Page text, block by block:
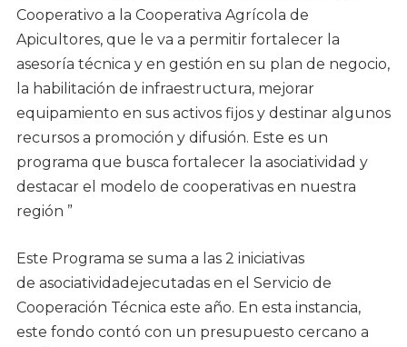
Cooperativo a la Cooperativa Agrícola de
Apicultores, que le va a permitir fortalecer la
asesoría técnica y en gestión en su plan de negocio,
la habilitación de infraestructura, mejorar
equipamiento en sus activos fijos y destinar algunos
recursos a promoción y difusión. Este es un
programa que busca fortalecer la asociatividad y
destacar el modelo de cooperativas en nuestra
región ”
Este Programa se suma a las 2 iniciativas
de asociatividadejecutadas en el Servicio de
Cooperación Técnica este año. En esta instancia,
este fondo contó con un presupuesto cercano a